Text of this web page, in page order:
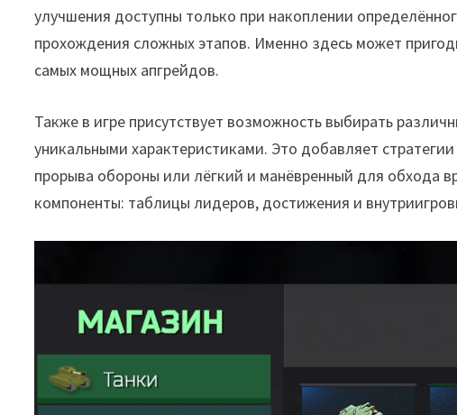
улучшения доступны только при накоплении
прохождения сложных этапов. Именно здесь может
самых мощных апгрейдов.
Также в игре присутствует возможность выбирать
уникальными характеристиками. Это добавляет
прорыва обороны или лёгкий и манёвренный для обхода
компоненты: таблицы лидеров, достижения и